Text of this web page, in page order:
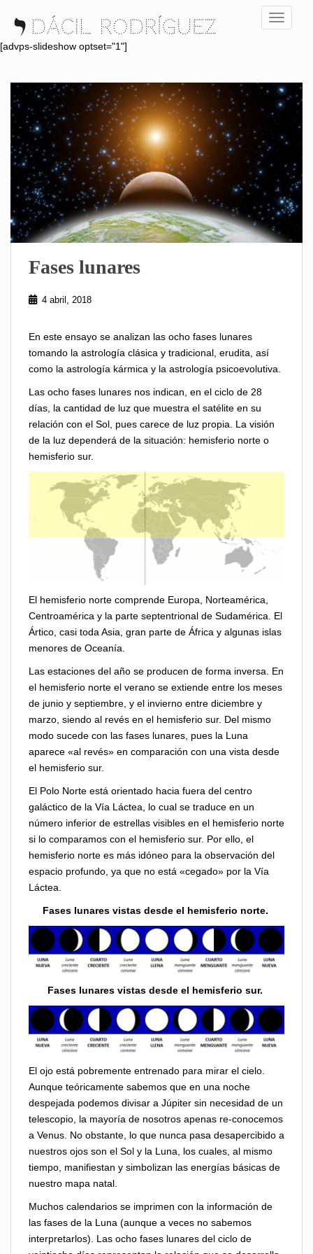
p
[advps-slideshow optset="1"]
Fases lunares
4 abril, 2018
En este ensayo se analizan las ocho fases lunares
tomando la astrología clásica y tradicional, erudita, así
como la astrología kármica y la astrología psicoevolutiva.
Las ocho fases lunares nos indican, en el ciclo de 28
días, la cantidad de luz que muestra el satélite en su
relación con el Sol, pues carece de luz propia. La visión
de la luz dependerá de la situación: hemisferio norte o
hemisferio sur.
El hemisferio norte comprende Europa, Norteamérica,
Centroamérica y la parte septentrional de Sudamérica. El
Ártico, casi toda Asia, gran parte de África y algunas islas
menores de Oceanía.
Las estaciones del año se producen de forma inversa. En
el hemisferio norte el verano se extiende entre los meses
de junio y septiembre, y el invierno entre diciembre y
marzo, siendo al revés en el hemisferio sur. Del mismo
modo sucede con las fases lunares, pues la Luna
aparece «al revés» en comparación con una vista desde
el hemisferio sur.
El Polo Norte está orientado hacia fuera del centro
galáctico de la Vía Láctea, lo cual se traduce en un
número inferior de estrellas visibles en el hemisferio norte
si lo comparamos con el hemisferio sur. Por ello, el
hemisferio norte es más idóneo para la observación del
espacio profundo, ya que no está «cegado» por la Vía
Láctea.
Fases lunares vistas desde el hemisferio norte.
Fases lunares vistas desde el hemisferio sur.
El ojo está pobremente entrenado para mirar el cielo.
Aunque teóricamente sabemos que en una noche
despejada podemos divisar a Júpiter sin necesidad de un
telescopio, la mayoría de nosotros apenas re-conocemos
a Venus. No obstante, lo que nunca pasa desapercibido a
nuestros ojos son el Sol y la Luna, los cuales, al mismo
tiempo, manifiestan y simbolizan las energías básicas de
nuestro mapa natal.
Muchos calendarios se imprimen con la información de
las fases de la Luna (aunque a veces no sabemos
interpretarlos). Las ocho fases lunares del ciclo de